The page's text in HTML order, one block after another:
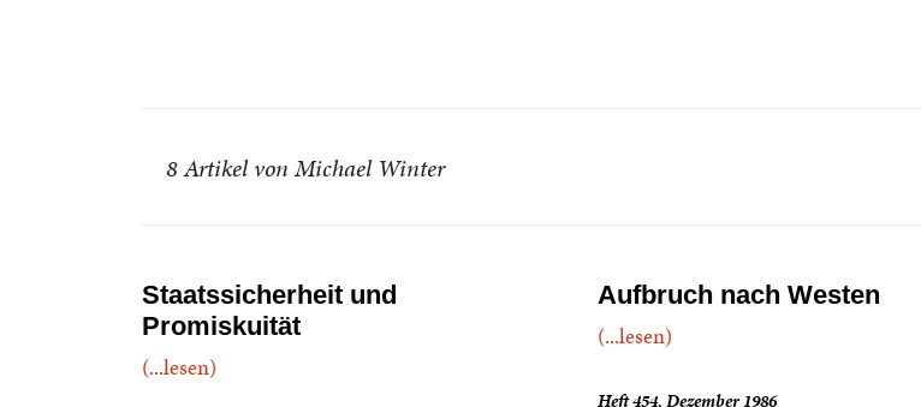
8 Artikel von Michael Winter
Staatssicherheit und
Promiskuität
(...lesen)
Aufbruch nach Westen
(...lesen)
Heft 454, Dezember 1986